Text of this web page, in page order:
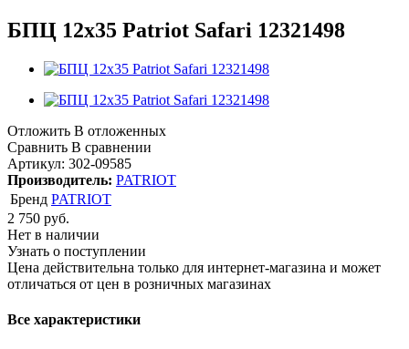
БПЦ 12x35 Patriot Safari 12321498
Отложить В отложенных
Сравнить В сравнении
Артикул: 302-09585
Производитель: PATRIOT
Бренд PATRIOT
2 750 руб.
Нет в наличии
Узнать о поступлении
Цена действительна только для интернет-магазина и может
отличаться от цен в розничных магазинах
Все характеристики